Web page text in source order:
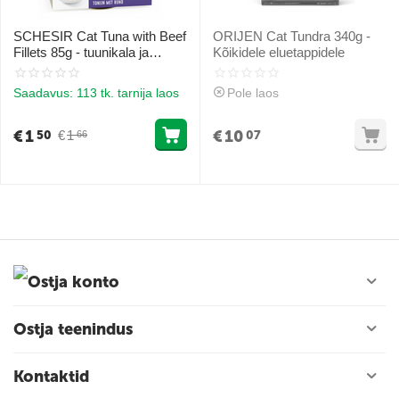
SCHESIR Cat Tuna with Beef
Fillets 85g - tuunikala ja
veisefilee želees
Saadavus: 113 tk. tarnija laos
€1 66
€150
ORIJEN Cat Tundra 340g -
Kõikidele eluetappidele
Pole laos
€1007
Ostja konto
Ostja teenindus
Kontaktid